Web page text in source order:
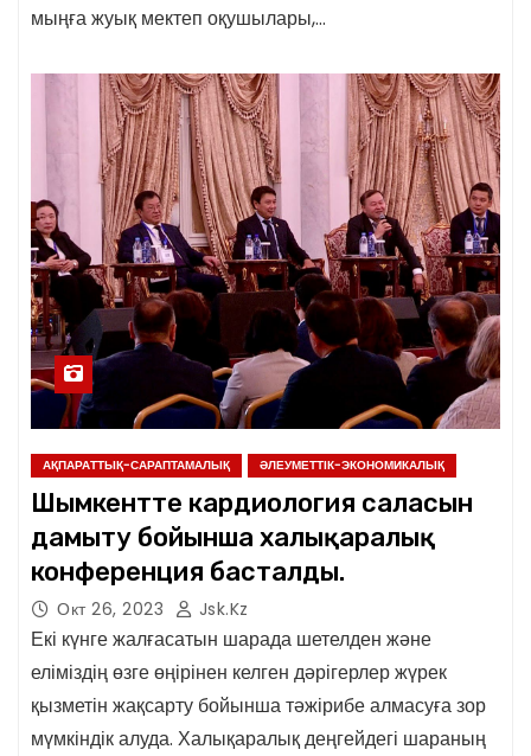
мыңға жуық мектеп оқушылары,…
АҚПАРАТТЫҚ-САРАПТАМАЛЫҚ ӘЛЕУМЕТТІК-ЭКОНОМИКАЛЫҚ
Шымкентте кардиология саласын
дамыту бойынша халықаралық
конференция басталды.
Окт 26, 2023 Jsk.kz
Екі күнге жалғасатын шарада шетелден және
еліміздің өзге өңірінен келген дәрігерлер жүрек
қызметін жақсарту бойынша тәжірибе алмасуға зор
мүмкіндік алуда. Халықаралық деңгейдегі шараның